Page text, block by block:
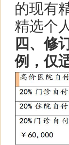
的现有
精选个
四、修
例，仅